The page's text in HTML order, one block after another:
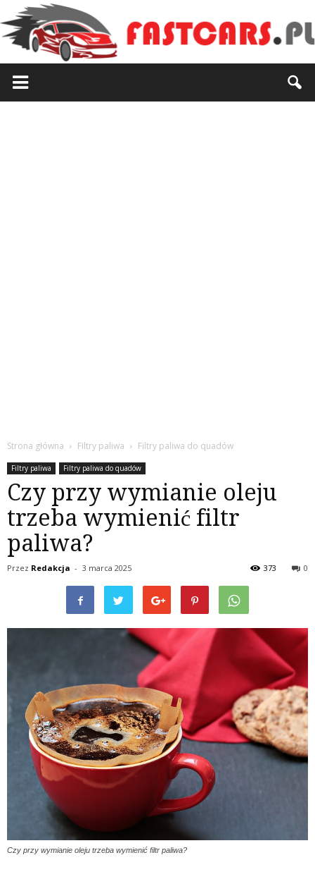
Strona główna Filtry paliwa Filtry paliwa do quadów
Filtry paliwa Filtry paliwa do quadów
Czy przy wymianie oleju
trzeba wymienić filtr
paliwa?
Przez Redakcja - 3 marca 2025 0
373
Czy przy wymianie oleju trzeba wymienić filtr paliwa?